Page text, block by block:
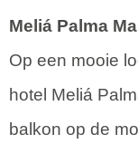
Meliá Palma
Op een mooie
hotel Meliá
balkon op de